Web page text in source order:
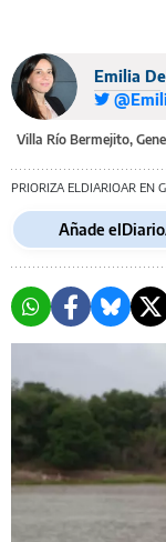
Emilia
Villa Río Bermejito,
PRIORIZA ELDIARIOAR EN
Añade